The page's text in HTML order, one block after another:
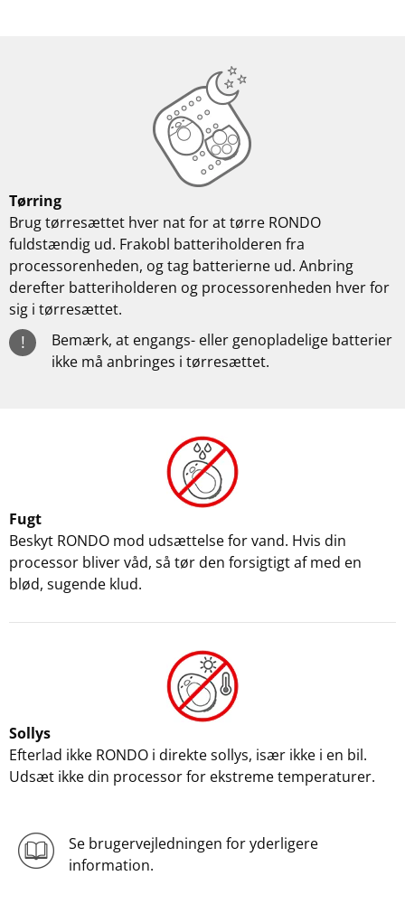
Tørring
Brug tørresættet hver nat for at tørre RONDO
fuldstændig ud. Frakobl batteriholderen fra
processorenheden, og tag batterierne ud. Anbring
derefter batteriholderen og processorenheden hver for
sig i tørresættet.
!
Bemærk, at engangs- eller genopladelige batterier
ikke må anbringes i tørresættet.
Fugt
Beskyt RONDO mod udsættelse for vand. Hvis din
processor bliver våd, så tør den forsigtigt af med en
blød, sugende klud.
Sollys
Efterlad ikke RONDO i direkte sollys, især ikke i en bil.
Udsæt ikke din processor for ekstreme temperaturer.
Se brugervejledningen for yderligere
information.